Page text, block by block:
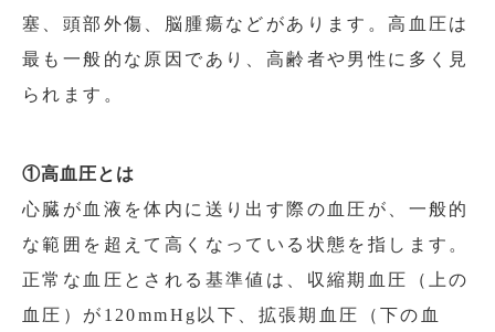
塞、頭部外傷、脳腫瘍などがあります。高血圧は
最も一般的な原因であり、高齢者や男性に多く見
られます。
①高血圧とは
心臓が血液を体内に送り出す際の血圧が、一般的
な範囲を超えて高くなっている状態を指します。
正常な血圧とされる基準値は、収縮期血圧（上の
血圧）が120mmHg以下、拡張期血圧（下の血